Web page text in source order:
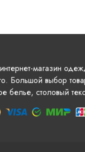
магазин
Большой выбор
белье, столовый